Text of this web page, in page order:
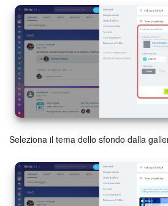
Telefonia
Mio profilo
Impostazioni
Enterprise
Bitrix24 On-Premise
Bitrix24 Messenger
Domande generali
Seleziona il tema dello sfondo dalla